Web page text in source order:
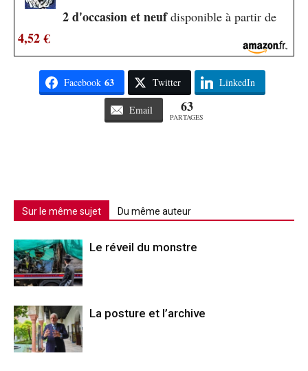
2 d'occasion et neufdisponible à partir de
4,52 €
Facebook 63 Twitter LinkedIn
Email 63
PARTAGES
Sur le même sujet Du même auteur
Le réveil du monstre
La posture et l’archive